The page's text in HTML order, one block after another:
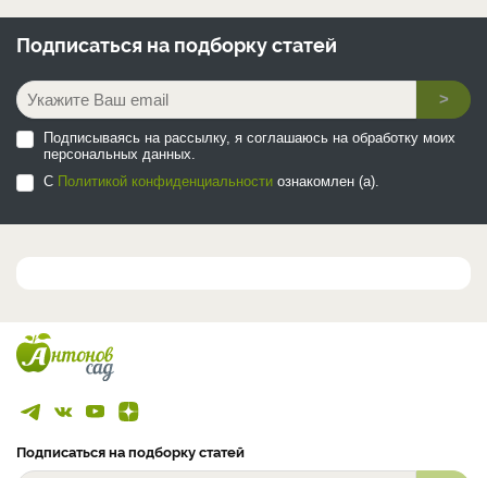
Подписаться на подборку статей
>
Подписываясь на рассылку, я соглашаюсь на обработку моих
персональных данных.
С Политикой конфиденциальности ознакомлен (а).
Подписаться на подборку статей